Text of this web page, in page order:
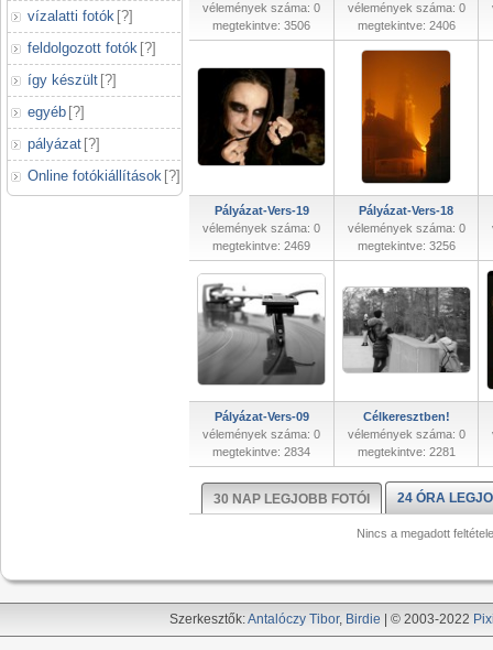
vízalatti fotók [?]
feldolgozott fotók [?]
így készült [?]
egyéb [?]
pályázat [?]
Online fotókiállítások [?]
vélemények száma: 0
megtekintve: 3506
vélemények száma: 0
megtekintve: 2406
Pályázat-Vers-19
vélemények száma: 0
megtekintve: 2469
Pályázat-Vers-18
vélemények száma: 0
megtekintve: 3256
Pályázat-Vers-09
vélemények száma: 0
megtekintve: 2834
Célkeresztben!
vélemények száma: 0
megtekintve: 2281
30 NAP LEGJOBB FOTÓI 24 ÓRA
Nincs a megadott
Szerkesztők:Antalóczy Tibor, Birdie | © 2003-2022